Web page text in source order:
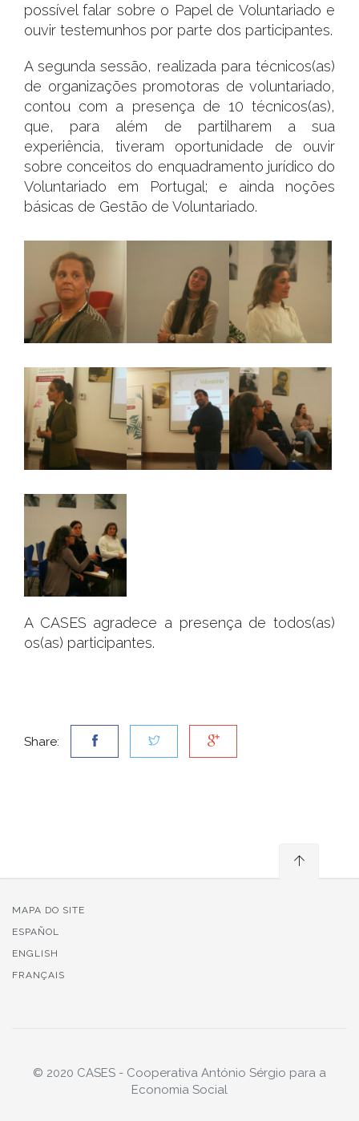
possível falar sobre o Papel de Voluntariado e
ouvir testemunhos por parte dos participantes.
A segunda sessão, realizada para técnicos(as)
de organizações promotoras de voluntariado,
contou com a presença de 10 técnicos(as),
que, para além de partilharem a sua
experiência, tiveram oportunidade de ouvir
sobre conceitos do enquadramento jurídico do
Voluntariado em Portugal; e ainda noções
básicas de Gestão de Voluntariado.
A CASES agradece a presença de todos(as)
os(as) participantes.
Share:
MAPA DO SITE
ESPAÑOL
ENGLISH
FRANÇAIS
© 2020 CASES - Cooperativa António Sérgio para a
Economia Social